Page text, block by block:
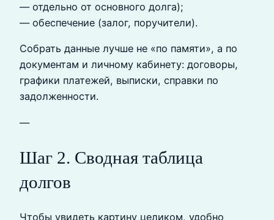
— отдельно от основного долга);
— обеспечение (залог, поручители).
Собрать данные лучше не «по памяти», а по
документам и личному кабинету: договоры,
графики платежей, выписки, справки по
задолженности.
—
Шаг 2. Сводная таблица
долгов
Чтобы увидеть картину целиком, удобно